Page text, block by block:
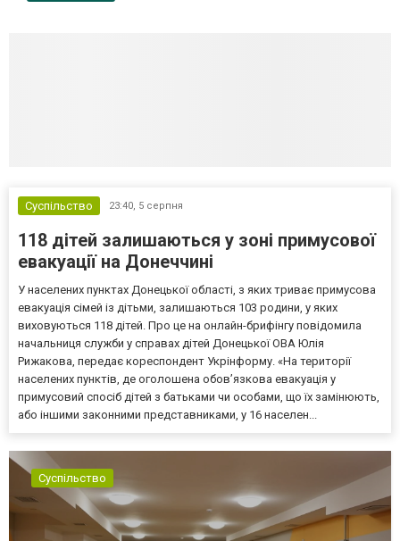
Суспільство 23:40, 5 серпня
118 дітей залишаються у зоні примусової
евакуації на Донеччині
У населених пунктах Донецької області, з яких триває примусова
евакуація сімей із дітьми, залишаються 103 родини, у яких
виховуються 118 дітей. Про це на онлайн-брифінгу повідомила
начальниця служби у справах дітей Донецької ОВА Юлія
Рижакова, передає кореспондент Укрінформу. «На території
населених пунктів, де оголошена обов’язкова евакуація у
примусовий спосіб дітей з батьками чи особами, що їх замінюють,
або іншими законними представниками, у 16 населен...
Суспільство